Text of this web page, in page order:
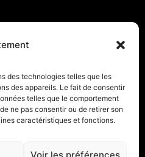
des technologies telles que les
des appareils. Le fait de consentir
telles que le comportement
ne pas consentir ou de retirer son
caractéristiques et fonctions.
Voir les préférences